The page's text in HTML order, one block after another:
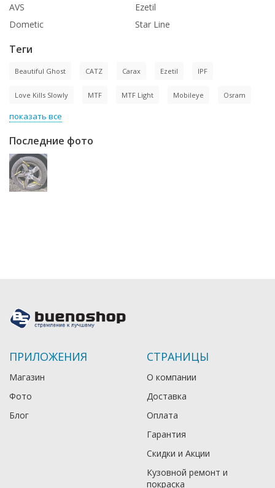
AVS
Ezetil
Dometic
Star Line
Теги
Beautiful Ghost CATZ Carax Ezetil IPF
Love Kills Slowly MTF MTF Light Mobileye Osram
показать все
Последние фото
ПРИЛОЖЕНИЯ
Магазин
Фото
Блог
СТРАНИЦЫ
О компании
Доставка
Оплата
Гарантия
Скидки и Акции
Кузовной ремонт и
покраска